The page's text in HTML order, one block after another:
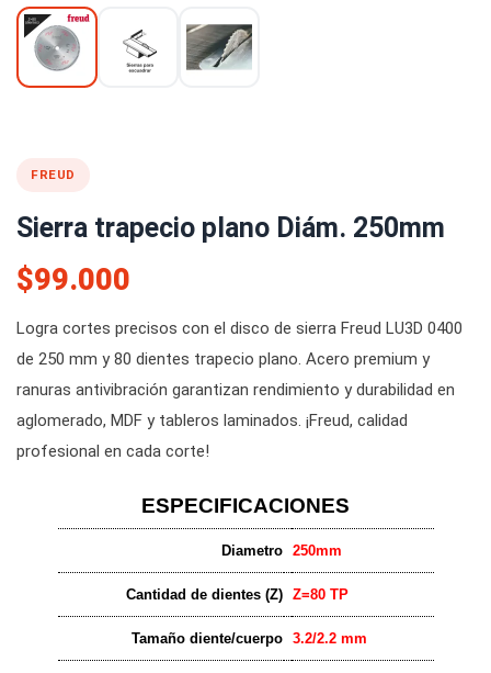
FREUD
Sierra trapecio plano Diám. 250mm
$99.000
Logra cortes precisos con el disco de sierra Freud LU3D 0400
de 250 mm y 80 dientes trapecio plano. Acero premium y
ranuras antivibración garantizan rendimiento y durabilidad en
aglomerado, MDF y tableros laminados. ¡Freud, calidad
profesional en cada corte!
ESPECIFICACIONES
Diametro 250mm
Cantidad de dientes (Z) Z=80 TP
Tamaño diente/cuerpo 3.2/2.2 mm